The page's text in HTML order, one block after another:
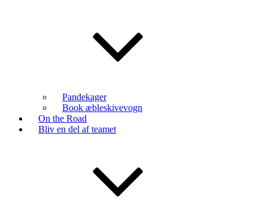
Pandekager
Book æbleskivevogn
On the Road
Bliv en del af teamet